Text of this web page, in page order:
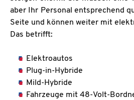
aber Ihr Personal entsprechend
Seite und können weiter mit
Das betrifft:
Elektroautos
Plug-in-Hybride
Mild-Hybride
Fahrzeuge mit 48-Volt-